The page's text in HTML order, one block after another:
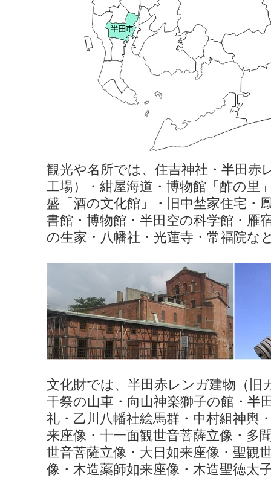
観光や名所では、住吉神社・半田赤
工場）・紺屋海道・博物館「酢の里
盛「酒の文化館」・旧中埜家住宅・
書館・博物館・半田空の科学館・雁
の生家・八幡社・光蓮寺・常福院な
文化財では、半田赤レンガ建物（旧
干祭の山車・向山神楽獅子の館・半
礼・乙川八幡社絵馬群・中村組神輿
来座像・十一面観世音菩薩立像・多
世音菩薩立像・大日如来座像・聖観
像・木造薬師如来座像・木造聖徳太